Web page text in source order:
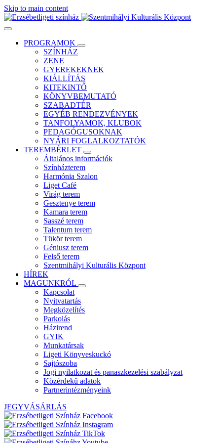
Skip to main content
PROGRAMOK
SZÍNHÁZ
ZENE
GYEREKEKNEK
KIÁLLÍTÁS
KITEKINTŐ
KÖNYVBEMUTATÓ
SZABADTÉR
EGYÉB RENDEZVÉNYEK
TANFOLYAMOK, KLUBOK
PEDAGÓGUSOKNAK
NYÁRI FOGLALKOZTATÓK
TEREMBÉRLET
Általános információk
Színházterem
Harmónia Szalon
Liget Café
Virág terem
Gesztenye terem
Kamara terem
Sasszé terem
Talentum terem
Tükör terem
Géniusz terem
Felső terem
Szentmihályi Kulturális Központ
HÍREK
MAGUNKRÓL
Kapcsolat
Nyitvatartás
Megközelítés
Parkolás
Házirend
GYIK
Munkatársak
Ligeti Könyveskuckó
Sajtószoba
Jogi nyilatkozat és panaszkezelési szabályzat
Közérdekű adatok
Partnerintézményeink
JEGYVÁSÁRLÁS